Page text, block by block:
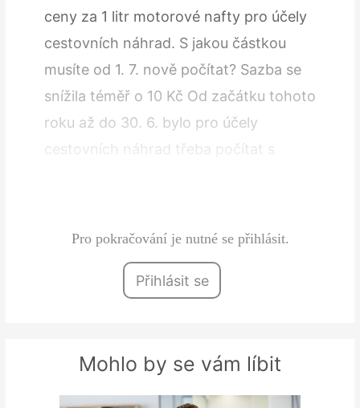
ceny za 1 litr motorové nafty pro účely
cestovních náhrad. S jakou částkou
musíte od 1. 7. nově počítat? Sazba se
snížila téměř o 10 Kč Od začátku tohoto
roku až do 30. 6. bylo pro účely
cestovních náhrad třeba počítat s
Pro pokračování je nutné se přihlásit.
Přihlásit se
Mohlo by se vám líbit